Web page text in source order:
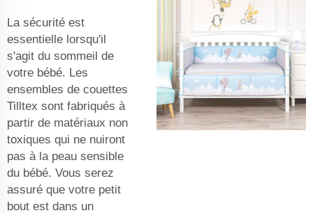
La sécurité est
essentielle lorsqu'il
s'agit du sommeil de
votre bébé. Les
ensembles de couettes
Tilltex sont fabriqués à
partir de matériaux non
toxiques qui ne nuiront
pas à la peau sensible
du bébé. Vous serez
assuré que votre petit
bout est dans un